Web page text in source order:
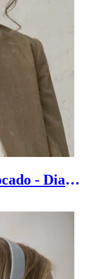
Diadema pañuelo brocado - Diadema efecto lazo niña para ceremonia o comunión